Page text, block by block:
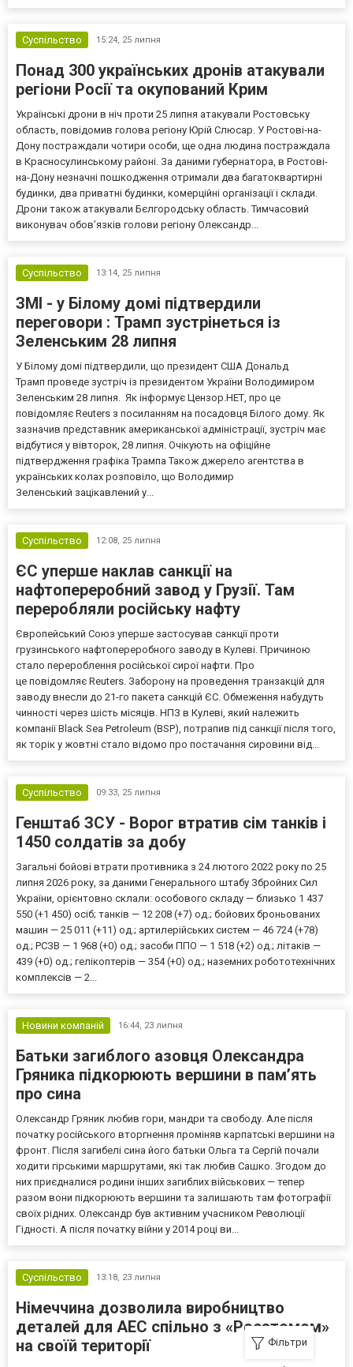
Фільтри
Суспільство 15:24, 25 липня
Понад 300 українських дронів атакували
регіони Росії та окупований Крим
Українські дрони в ніч проти 25 липня атакували Ростовську
область, повідомив голова регіону Юрій Слюсар. У Ростові-на-
Дону постраждали чотири особи, ще одна людина постраждала
в Красносулинському районі. За даними губернатора, в Ростові-
на-Дону незначні пошкодження отримали два багатоквартирні
будинки, два приватні будинки, комерційні організації і склади.
Дрони також атакували Бєлгородську область. Тимчасовий
виконувач обов’язків голови регіону Олександр...
Суспільство 13:14, 25 липня
ЗМІ - у Білому домі підтвердили
переговори : Трамп зустрінеться із
Зеленським 28 липня
У Білому домі підтвердили, що президент США Дональд
Трамп проведе зустріч із президентом України Володимиром
Зеленським 28 липня. Як інформує Цензор.НЕТ, про це
повідомляє Reuters з посиланням на посадовця Білого дому. Як
зазначив представник американської адміністрації, зустріч має
відбутися у вівторок, 28 липня. Очікують на офіційне
підтвердження графіка Трампа Також джерело агентства в
українських колах розповіло, що Володимир
Зеленський зацікавлений у...
Суспільство 12:08, 25 липня
ЄС уперше наклав санкції на
нафтопереробний завод у Грузії. Там
переробляли російську нафту
Європейський Союз уперше застосував санкції проти
грузинського нафтопереробного заводу в Кулеві. Причиною
стало перероблення російської сирої нафти. Про
це повідомляє Reuters. Заборону на проведення транзакцій для
заводу внесли до 21-го пакета санкцій ЄС. Обмеження набудуть
чинності через шість місяців. НПЗ в Кулеві, який належить
компанії Black Sea Petroleum (BSP), потрапив під санкції після того,
як торік у жовтні стало відомо про постачання сировини від...
Суспільство 09:33, 25 липня
Генштаб ЗСУ - Ворог втратив сім танків і
1450 солдатів за добу
Загальні бойові втрати противника з 24 лютого 2022 року по 25
липня 2026 року, за даними Генерального штабу Збройних Сил
України, орієнтовно склали: особового складу — близько 1 437
550 (+1 450) осіб; танків — 12 208 (+7) од.; бойових броньованих
машин — 25 011 (+11) од.; артилерійських систем — 46 724 (+78)
од.; РСЗВ — 1 968 (+0) од.; засоби ППО — 1 518 (+2) од.; літаків —
439 (+0) од.; гелікоптерів — 354 (+0) од.; наземних робототехнічних
комплексів — 2...
Новини компаній 16:44, 23 липня
Батьки загиблого азовця Олександра
Гряника підкорюють вершини в пам’ять
про сина
Олександр Гряник любив гори, мандри та свободу. Але після
початку російського вторгнення проміняв карпатські вершини на
фронт. Після загибелі сина його батьки Ольга та Сергій почали
ходити гірськими маршрутами, які так любив Сашко. Згодом до
них приєдналися родини інших загиблих військових — тепер
разом вони підкорюють вершини та залишають там фотографії
своїх рідних. Олександр був активним учасником Революції
Гідності. А після початку війни у 2014 році ви...
Суспільство 13:18, 23 липня
Німеччина дозволила виробництво
деталей для АЕС спільно з «Росатомом»
на своїй території